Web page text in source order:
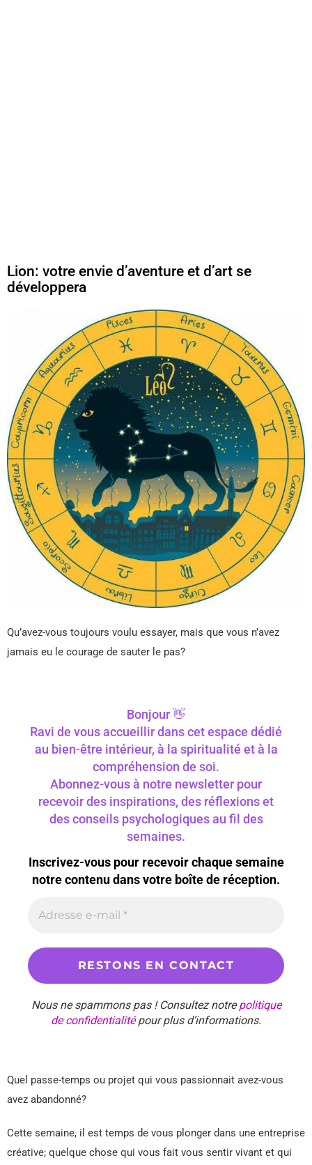
Lion: votre envie d’aventure et d’art se
développera
Qu’avez-vous toujours voulu essayer, mais que vous n’avez
jamais eu le courage de sauter le pas?
Bonjour 👋
Ravi de vous accueillir dans cet espace dédié
au bien-être intérieur, à la spiritualité et à la
compréhension de soi.
Abonnez-vous à notre newsletter pour
recevoir des inspirations, des réflexions et
des conseils psychologiques au fil des
semaines.
Inscrivez-vous pour recevoir chaque semaine
notre contenu dans votre boîte de réception.
Nous ne spammons pas ! Consultez notrepolitique
de confidentialitépour plus d’informations.
Quel passe-temps ou projet qui vous passionnait avez-vous
avez abandonné?
Cette semaine, il est temps de vous plonger dans une entreprise
créative; quelque chose qui vous fait vous sentir vivant et qui